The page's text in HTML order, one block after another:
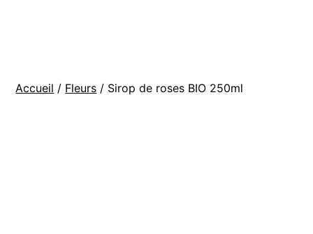
de
Accueil / Fleurs / Sirop de roses BIO 250ml